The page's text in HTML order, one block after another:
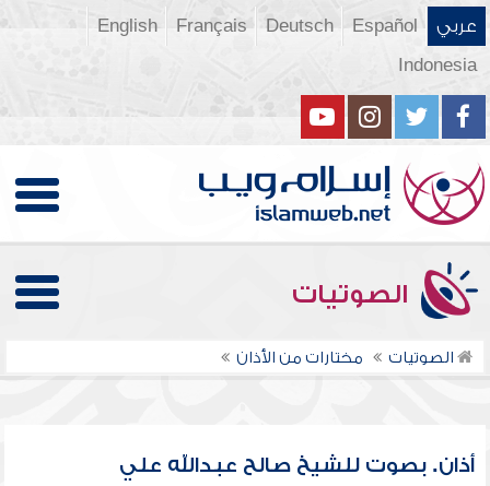
عربي Español
Deutsch
Français
English
Indonesia
الصوتيات
الصوتيات مختارات من الأذان
أذان. بصوت للشيخ صالح عبدالله علي